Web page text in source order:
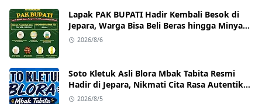
Lapak PAK BUPATI Hadir Kembali Besok di
Jepara, Warga Bisa Beli Beras hingga Minyak
Goreng dengan Harga Terjangkau
2026/8/6
Soto Kletuk Asli Blora Mbak Tabita Resmi
Hadir di Jepara, Nikmati Cita Rasa Autentik
Mulai Rp10 Ribu
2026/8/5